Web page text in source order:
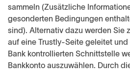
sammeln (Zusätzliche
gesonderten Bedingungen
sind). Alternativ dazu werden Sie
auf eine Trustly-Seite geleitet und
Bank kontrollierten Schnittstelle
Bankkonto auszuwählen. Durch